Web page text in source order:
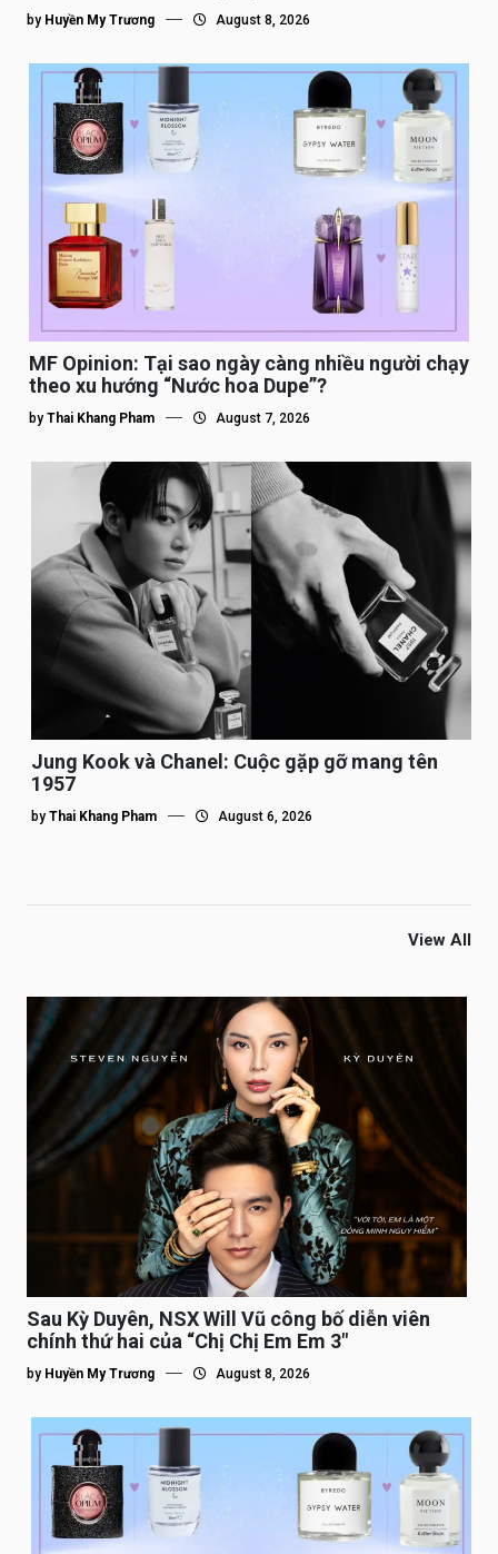
by Huyền My Trương August 8, 2026
MF Opinion: Tại sao ngày càng nhiều người chạy
theo xu hướng “Nước hoa Dupe”?
by Thai Khang Pham August 7, 2026
Jung Kook và Chanel: Cuộc gặp gỡ mang tên
1957
by Thai Khang Pham August 6, 2026
View All
Sau Kỳ Duyên, NSX Will Vũ công bố diễn viên
chính thứ hai của “Chị Chị Em Em 3″
by Huyền My Trương August 8, 2026